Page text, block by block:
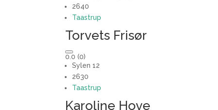
2640
Taastrup
Torvets Frisør
0.0 (0)
Sylen 12
2630
Taastrup
Karoline Hove